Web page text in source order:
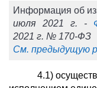
Информация об
июля 2021 г. -
2021 г. № 170-ФЗ
См. предыдущую
4.1)